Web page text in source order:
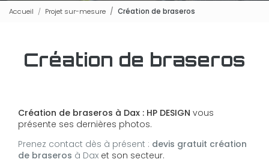
Accueil Projet sur-mesure Création de braseros
Création de braseros
Création de braseros à Dax : HP DESIGN vous
présente ses dernières photos.
Prenez contact dès à présent : devis gratuit création
de braseros à Dax et son secteur.